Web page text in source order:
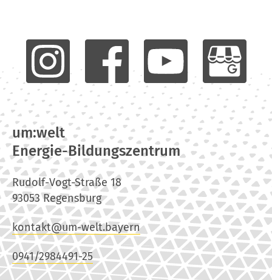
um:welt
Energie-Bildungszentrum
Rudolf-Vogt-Straße 18
93053 Regensburg
kontakt@um-welt.bayern
0941/2984491-25